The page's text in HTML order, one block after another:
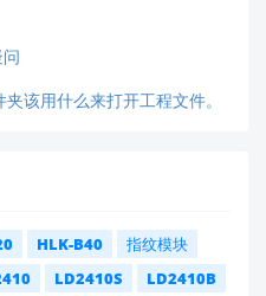
该用什么来打开工程文件。
HLK-B40
指纹模块
LD2410S
LD2410B